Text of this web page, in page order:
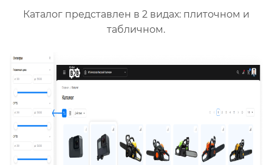
Каталог представлен в 2 видах: плиточном и
табличном.